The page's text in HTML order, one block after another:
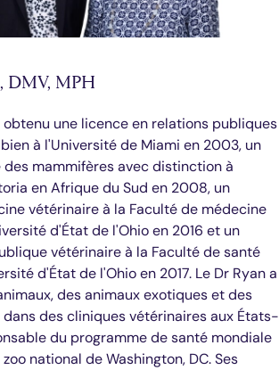
DMV, MPH
obtenu une licence en relations publiques
à l'Université de Miami en 2003, un
mammifères avec distinction à
en Afrique du Sud en 2008, un
vétérinaire à la Faculté de médecine
d'État de l'Ohio en 2016 et un
vétérinaire à la Faculté de santé
d'État de l'Ohio en 2017. Le Dr Ryan a
des animaux exotiques et des
dans des cliniques vétérinaires aux États-
du programme de santé mondiale
national de Washington, DC. Ses